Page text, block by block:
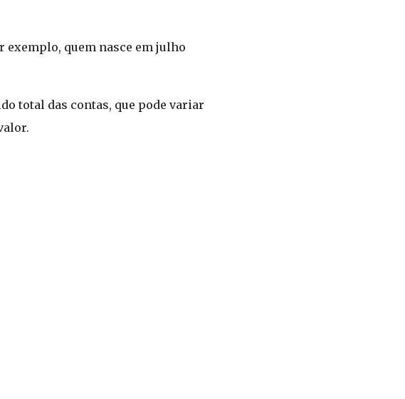
exemplo, quem nasce em julho
total das contas, que pode variar